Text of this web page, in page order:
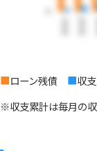
■ローン残債 ■収
※収支累計は毎月の